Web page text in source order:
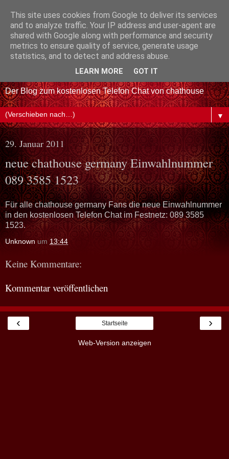
Der Blog zum kostenlosen Telefon Chat von chathouse
▼
29. Januar 2011
neue chathouse germany Einwahlnummer
089 3585 1523
Für alle chathouse germany Fans die neue Einwahlnummer
in den kostenlosen Telefon Chat im Festnetz: 089 3585
1523.
Unknown um 13:44
Keine Kommentare:
Kommentar veröffentlichen
‹ ›
Startseite
Web-Version anzeigen
This site uses cookies from Google to deliver its services
and to analyze traffic. Your IP address and user-agent are
shared with Google along with performance and security
metrics to ensure quality of service, generate usage
statistics, and to detect and address abuse.
LEARN MORE GOT IT